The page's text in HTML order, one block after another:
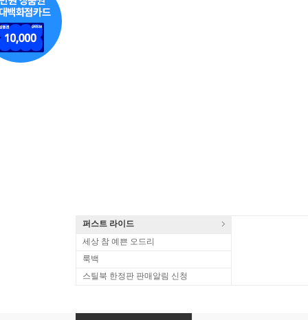
퍼스트 라이드
세상 참 예쁜 오드리
룩백
스틸북 한정판 판매알림 신청